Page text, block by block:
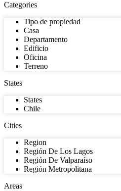
Categories
Tipo de propiedad
Casa
Departamento
Edificio
Oficina
Terreno
States
States
Chile
Cities
Region
Región De Los Lagos
Región De Valparaíso
Región Metropolitana
Areas